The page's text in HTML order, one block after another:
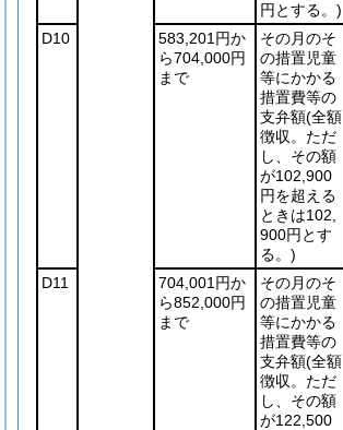
円とする。)
D10
583,201円か
ら704,000円
まで
その月のそ
の措置児童
等にかかる
措置費等の
支弁額(全額
徴収。ただ
し、その額
が102,900
円を超える
ときは102,
900円とす
る。)
D11
704,001円か
ら852,000円
まで
その月のそ
の措置児童
等にかかる
措置費等の
支弁額(全額
徴収。ただ
し、その額
が122,500